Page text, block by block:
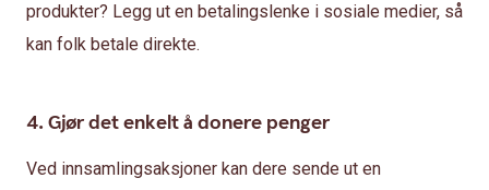
produkter? Legg ut en betalingslenke i sosiale medier, så
kan folk betale direkte.
4. Gjør det enkelt å donere penger
Ved innsamlingsaksjoner kan dere sende ut en